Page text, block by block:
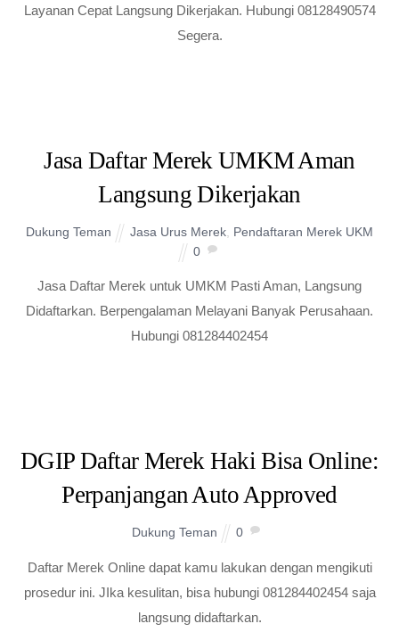
Layanan Cepat Langsung Dikerjakan. Hubungi 08128490574
Segera.
Jasa Daftar Merek UMKM Aman
Langsung Dikerjakan
Dukung Teman Jasa Urus Merek, Pendaftaran Merek UKM
0
Jasa Daftar Merek untuk UMKM Pasti Aman, Langsung
Didaftarkan. Berpengalaman Melayani Banyak Perusahaan.
Hubungi 081284402454
DGIP Daftar Merek Haki Bisa Online:
Perpanjangan Auto Approved
Dukung Teman 0
Daftar Merek Online dapat kamu lakukan dengan mengikuti
prosedur ini. JIka kesulitan, bisa hubungi 081284402454 saja
langsung didaftarkan.